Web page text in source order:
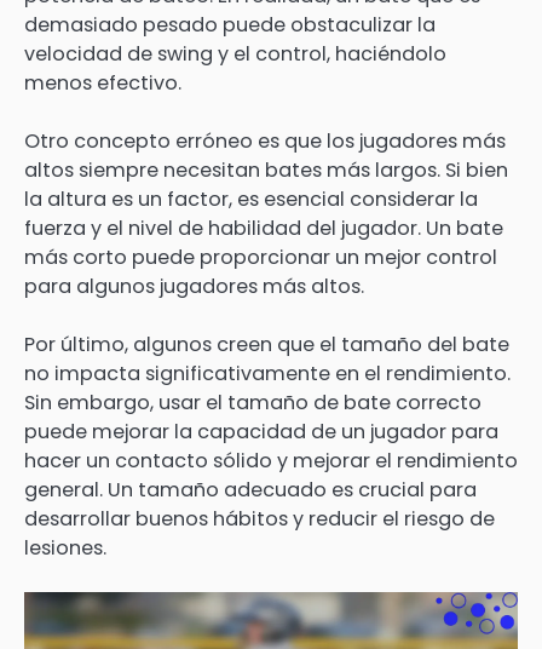
demasiado pesado puede obstaculizar la
velocidad de swing y el control, haciéndolo
menos efectivo.
Otro concepto erróneo es que los jugadores más
altos siempre necesitan bates más largos. Si bien
la altura es un factor, es esencial considerar la
fuerza y el nivel de habilidad del jugador. Un bate
más corto puede proporcionar un mejor control
para algunos jugadores más altos.
Por último, algunos creen que el tamaño del bate
no impacta significativamente en el rendimiento.
Sin embargo, usar el tamaño de bate correcto
puede mejorar la capacidad de un jugador para
hacer un contacto sólido y mejorar el rendimiento
general. Un tamaño adecuado es crucial para
desarrollar buenos hábitos y reducir el riesgo de
lesiones.